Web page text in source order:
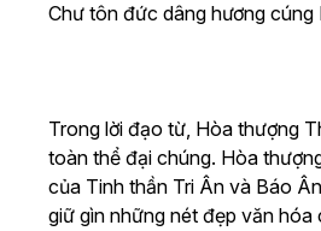
Chư tôn đức dâng hương cúng
Trong lời đạo từ, Hòa thượng
toàn thể đại chúng. Hòa
của Tinh thần Tri Ân và Báo
giữ gìn những nét đẹp văn